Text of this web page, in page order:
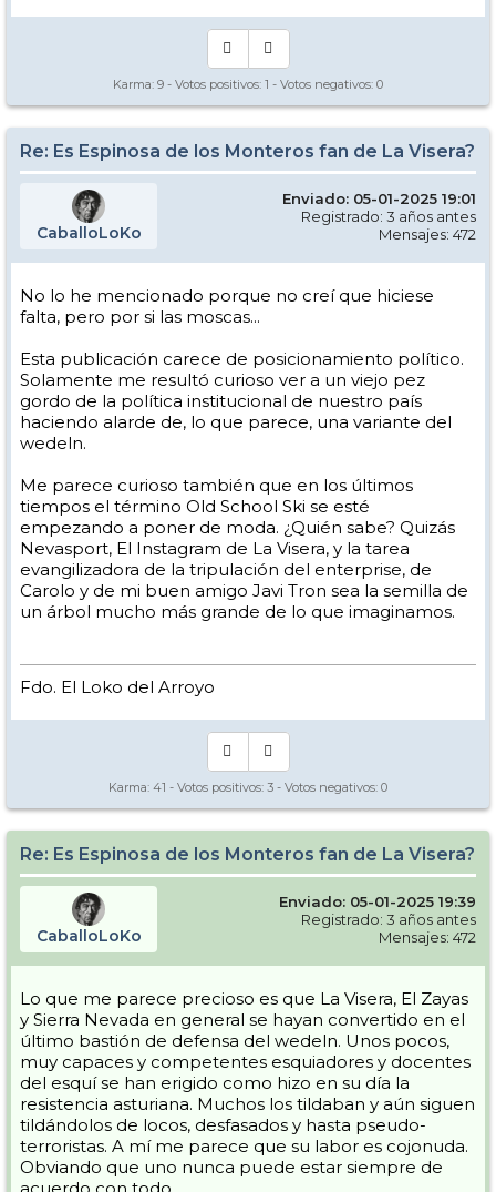
Karma: 9 - Votos positivos: 1 - Votos negativos: 0
Re: Es Espinosa de los Monteros fan de La Visera?
CaballoLoKo
Enviado: 05-01-2025 19:01
Registrado: 3 años antes
Mensajes: 472
No lo he mencionado porque no creí que hiciese
falta, pero por si las moscas...
Esta publicación carece de posicionamiento político.
Solamente me resultó curioso ver a un viejo pez
gordo de la política institucional de nuestro país
haciendo alarde de, lo que parece, una variante del
wedeln.
Me parece curioso también que en los últimos
tiempos el término Old School Ski se esté
empezando a poner de moda. ¿Quién sabe? Quizás
Nevasport, El Instagram de La Visera, y la tarea
evangilizadora de la tripulación del enterprise, de
Carolo y de mi buen amigo Javi Tron sea la semilla de
un árbol mucho más grande de lo que imaginamos.
Fdo. El Loko del Arroyo
Karma: 41 - Votos positivos: 3 - Votos negativos: 0
Re: Es Espinosa de los Monteros fan de La Visera?
CaballoLoKo
Enviado: 05-01-2025 19:39
Registrado: 3 años antes
Mensajes: 472
Lo que me parece precioso es que La Visera, El Zayas
y Sierra Nevada en general se hayan convertido en el
último bastión de defensa del wedeln. Unos pocos,
muy capaces y competentes esquiadores y docentes
del esquí se han erigido como hizo en su día la
resistencia asturiana. Muchos los tildaban y aún siguen
tildándolos de locos, desfasados y hasta pseudo-
terroristas. A mí me parece que su labor es cojonuda.
Obviando que uno nunca puede estar siempre de
acuerdo con todo...